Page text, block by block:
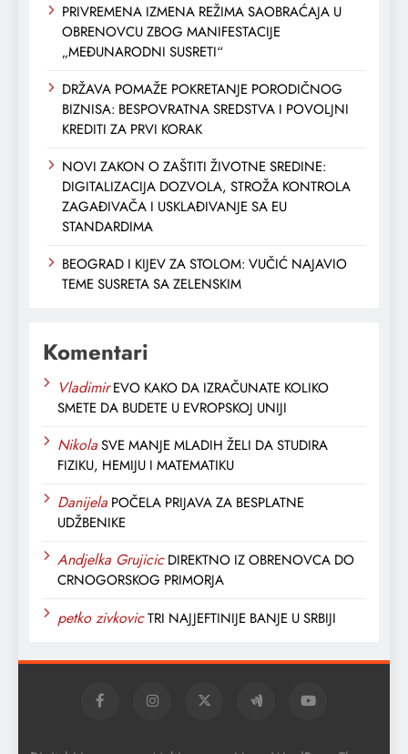
PRIVREMENA IZMENA REŽIMA SAOBRAĆAJA U
OBRENOVCU ZBOG MANIFESTACIJE
„MEĐUNARODNI SUSRETI“
DRŽAVA POMAŽE POKRETANJE PORODIČNOG
BIZNISA: BESPOVRATNA SREDSTVA I POVOLJNI
KREDITI ZA PRVI KORAK
NOVI ZAKON O ZAŠTITI ŽIVOTNE SREDINE:
DIGITALIZACIJA DOZVOLA, STROŽA KONTROLA
ZAGAĐIVAČA I USKLAĐIVANJE SA EU
STANDARDIMA
BEOGRAD I KIJEV ZA STOLOM: VUČIĆ NAJAVIO
TEME SUSRETA SA ZELENSKIM
Komentari
Vladimir EVO KAKO DA IZRAČUNATE KOLIKO
SMETE DA BUDETE U EVROPSKOJ UNIJI
NikolaSVE MANJE MLADIH ŽELI DA STUDIRA
FIZIKU, HEMIJU I MATEMATIKU
Danijela POČELA PRIJAVA ZA BESPLATNE
UDŽBENIKE
Andjelka Grujicic DIREKTNO IZ OBRENOVCA DO
CRNOGORSKOG PRIMORJA
petko zivkovicTRI NAJJEFTINIJE BANJE U SRBIJI